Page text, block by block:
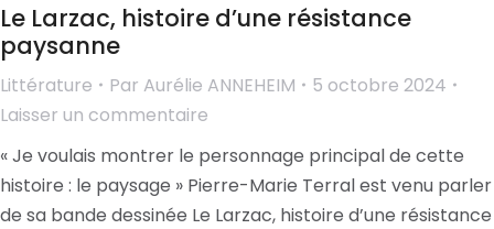
Le Larzac, histoire d’une résistance
paysanne
Littérature Par Aurélie ANNEHEIM
5 octobre 2024
Laisser un commentaire
« Je voulais montrer le personnage principal de cette
histoire : le paysage » Pierre-Marie Terral est venu parler
de sa bande dessinée Le Larzac, histoire d’une résistance